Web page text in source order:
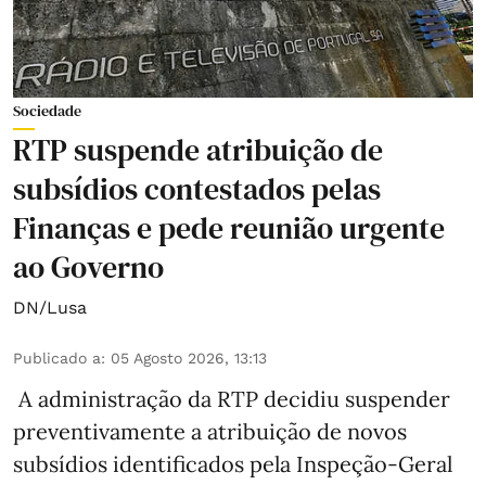
Sociedade
RTP suspende atribuição de
subsídios contestados pelas
Finanças e pede reunião urgente
ao Governo
DN/Lusa
Publicado a: 05 Agosto 2026, 13:13
A administração da RTP decidiu suspender
preventivamente a atribuição de novos
subsídios identificados pela Inspeção-Geral